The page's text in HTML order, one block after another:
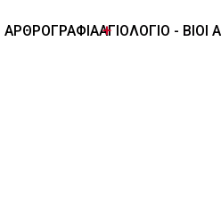
ΑΡΘΡΟΓΡΑΦΙΑΑΓΙΟΛΟΓΙΟ - ΒΙΟΙ